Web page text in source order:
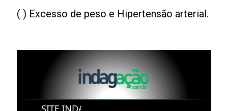
( ) Excesso de peso e Hipertensão arterial.